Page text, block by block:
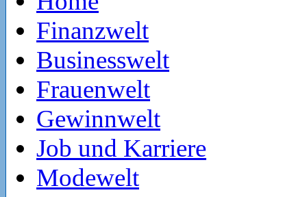
Finanzwelt
Businesswelt
Frauenwelt
Gewinnwelt
Job und Karriere
Modewelt